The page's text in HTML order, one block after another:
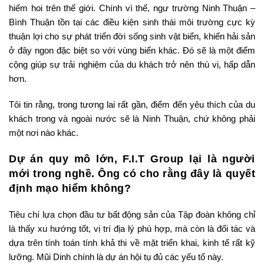
hiếm hoi trên thế giới. Chính vì thế, ngư trường Ninh Thuận –
Bình Thuận tồn tại các điều kiện sinh thái môi trường cực kỳ
thuận lợi cho sự phát triển đời sống sinh vật biển, khiến hải sản
ở đây ngon đặc biệt so với vùng biển khác. Đó sẽ là một điểm
cộng giúp sự trải nghiệm của du khách trở nên thú vị, hấp dẫn
hơn.
Tôi tin rằng, trong tương lai rất gần, điểm đến yêu thích của du
khách trong và ngoài nước sẽ là Ninh Thuận, chứ không phải
một nơi nào khác.
Dự án quy mô lớn, F.I.T Group lại là người
mới trong nghề. Ông có cho rằng đây là quyết
định mạo hiểm không?
Tiêu chí lựa chọn đầu tư bất động sản của Tập đoàn không chỉ
là thấy xu hướng tốt, vị trí địa lý phù hợp, mà còn là đối tác và
dựa trên tính toán tính khả thi về mặt triển khai, kinh tế rất kỹ
lưỡng. Mũi Dinh chính là dự án hội tụ đủ các yếu tố này.